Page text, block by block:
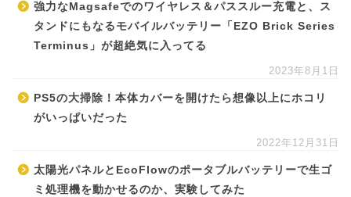
強力なMagsafeでのワイヤレス＆パススルー充電と、ス
タンドにもなるモバイルバッテリー「EZO Brick Series
Terminus」が超絶気に入ってる
2023年8月1日
PS5の大掃除！本体カバーを開けたら想像以上にホコリ
がいっぱいだった
2022年12月31日
太陽光パネルとEcoFlowのポータブルバッテリーで生ゴ
ミ処理機を動かせるのか、実験してみた